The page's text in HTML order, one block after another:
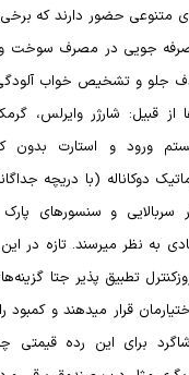
متنوعی حضور دارند که برخی
صرفه جویی در مصرف سوخت و
جلو و تشخیص خواب
از قبیل: شارژر وایرلس،
دوکاناله (با دریچه
و سنسورهای
به نظر میرسند. تازه در
تطبیق پذیر جتا
8 پرو در اختیارمان قرار میدهند و
برای این رده قیمتی